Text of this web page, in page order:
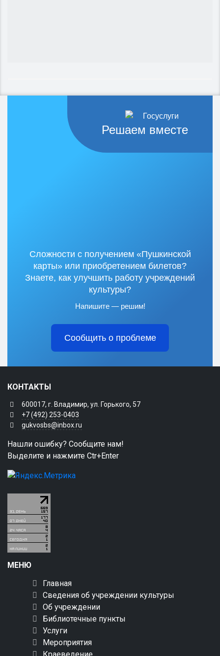
Решаем вместе
Сложности с получением «Пушкинской
карты» или приобретением билетов?
Знаете, как улучшить работу учреждений
культуры?
Напишите — решим!
Сообщить о проблеме
КОНТАКТЫ
600017, г. Владимир, ул. Горького, 57
+7 (492) 253-0403
gukvosbs@inbox.ru
Нашли ошибку? Сообщите нам!
Выделите и нажмите Ctr+Enter
МЕНЮ
Главная
Сведения об учреждении культуры
Об учреждении
Библиотечные пункты
Услуги
Мероприятия